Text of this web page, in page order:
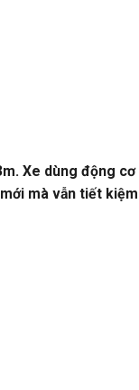
Xe dùng động
mà vẫn tiết